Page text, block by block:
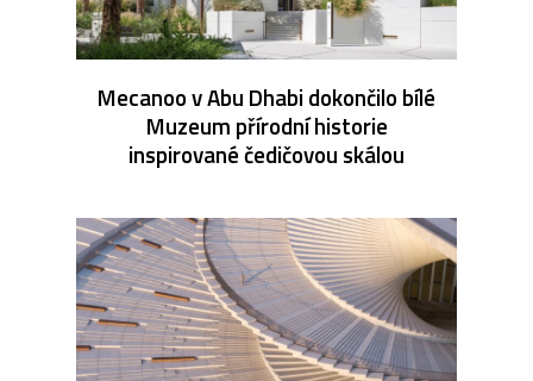
Mecanoo v Abu Dhabi dokončilo bílé
Muzeum přírodní historie
inspirované čedičovou skálou